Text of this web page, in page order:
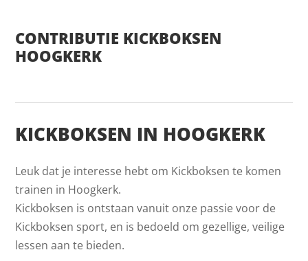
CONTRIBUTIE KICKBOKSEN
HOOGKERK
KICKBOKSEN IN HOOGKERK
Leuk dat je interesse hebt om Kickboksen te komen
trainen in Hoogkerk.
Kickboksen is ontstaan vanuit onze passie voor de
Kickboksen sport, en is bedoeld om gezellige, veilige
lessen aan te bieden.